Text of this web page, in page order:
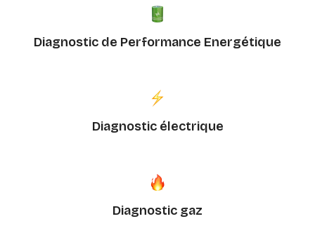
Diagnostic de Performance Energétique
Diagnostic électrique
Diagnostic gaz